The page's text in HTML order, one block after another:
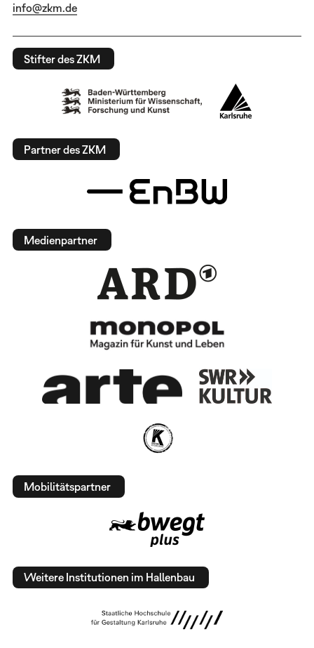
info@zkm.de
Stifter des ZKM
Partner des ZKM
Medienpartner
Mobilitätspartner
Weitere Institutionen im Hallenbau